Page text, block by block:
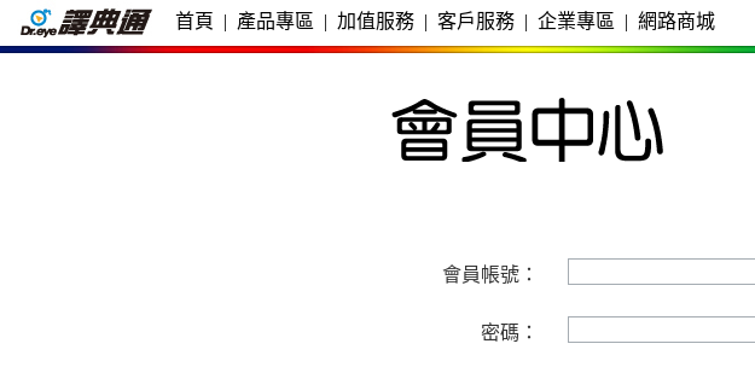
首頁 | 產品專區 | 加值服務 | 客戶服務 | 企業專區 | 網路商城
會員帳號：
密碼：